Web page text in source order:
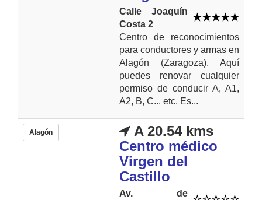
Calle Joaquín
Costa 2
Centro de reconocimientos
para conductores y armas en
Alagón (Zaragoza). Aquí
puedes renovar cualquier
permiso de conducir A, A1,
A2, B, C... etc. Es...
Alagón
A 20.54 kms
Centro médico
Virgen del
Castillo
Av. de